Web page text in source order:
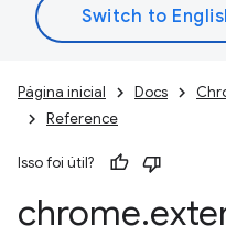
Página inicial Docs
Reference
Isso foi útil?
chrome.